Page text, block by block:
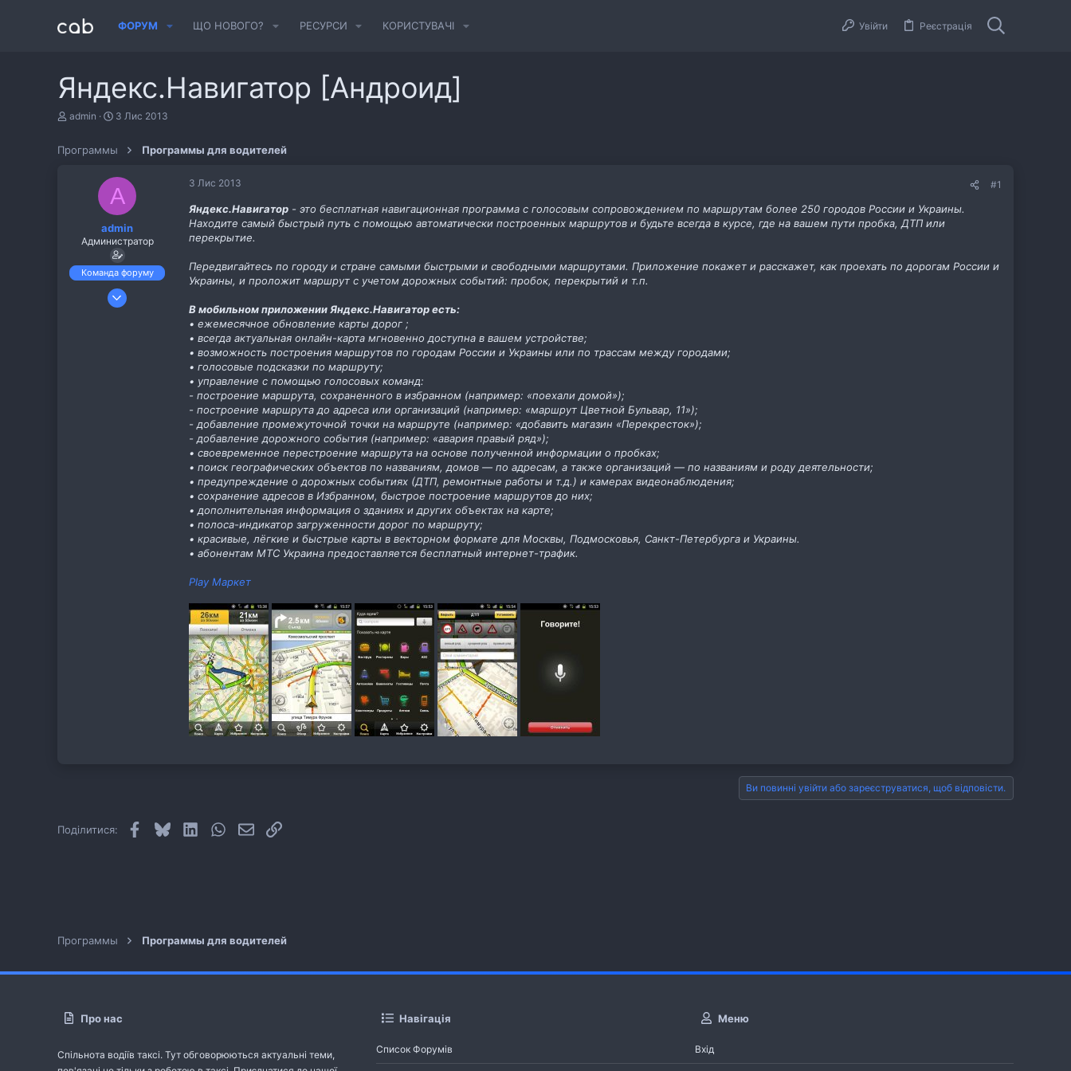
ФОРУМ ЩО НОВОГО? РЕСУРСИ КОРИСТУВАЧІ Увійти Реєстрація
Яндекс.Навигатор [Андроид]
А
о
admin
Д
а
т
в
р
е
н
н
я
3 Лис 2013
Программы Программы для водителей
A
admin
Администратор
Команда форуму
23 Жов 2013
3 Лис 2013 #1
Яндекс.Навигатор - это бесплатная навигационная программа с голосовым сопровождением по маршрутам более 250 городов России и Украины.
Находите самый быстрый путь с помощью автоматически построенных маршрутов и будьте всегда в курсе, где на вашем пути пробка, ДТП или
перекрытие.
Передвигайтесь по городу и стране самыми быстрыми и свободными маршрутами. Приложение покажет и расскажет, как проехать по дорогам России и
Украины, и проложит маршрут с учетом дорожных событий: пробок, перекрытий и т.п.
В мобильном приложении Яндекс.Навигатор есть:
• ежемесячное обновление карты дорог ;
• всегда актуальная онлайн-карта мгновенно доступна в вашем устройстве;
• возможность построения маршрутов по городам России и Украины или по трассам между городами;
• голосовые подсказки по маршруту;
• управление с помощью голосовых команд:
- построение маршрута, сохраненного в избранном (например: «поехали домой»);
- построение маршрута до адреса или организаций (например: «маршрут Цветной Бульвар, 11»);
- добавление промежуточной точки на маршруте (например: «добавить магазин «Перекресток»);
- добавление дорожного события (например: «авария правый ряд»);
• своевременное перестроение маршрута на основе полученной информации о пробках;
• поиск географических объектов по названиям, домов — по адресам, а также организаций — по названиям и роду деятельности;
• предупреждение о дорожных событиях (ДТП, ремонтные работы и т.д.) и камерах видеонаблюдения;
• сохранение адресов в Избранном, быстрое построение маршрутов до них;
• дополнительная информация о зданиях и других объектах на карте;
• полоса-индикатор загруженности дорог по маршруту;
• красивые, лёгкие и быстрые карты в векторном формате для Москвы, Подмосковья, Санкт-Петербурга и Украины.
• абонентам МТС Украина предоставляется бесплатный интернет-трафик.
Play Маркет
Ви повинні увійти або зареєструватися, щоб відповісти.
Поділитися: Facebook
BlueskyLinkedInWhatsApp
E-mailПосилання
Программы Программы для водителей
Про нас
Спільнота водіїв таксі. Тут обговорюються актуальні теми,
Навігація
Список Форумів
Меню
Вхід